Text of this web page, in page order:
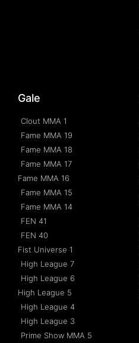
Gale
Clout MMA 1
Fame MMA 19
Fame MMA 18
Fame MMA 17
Fame MMA 16
Fame MMA 15
Fame MMA 14
FEN 41
FEN 40
Fist Universe 1
High League 7
High League 6
High League 5
High League 4
High League 3
Prime Show MMA 5